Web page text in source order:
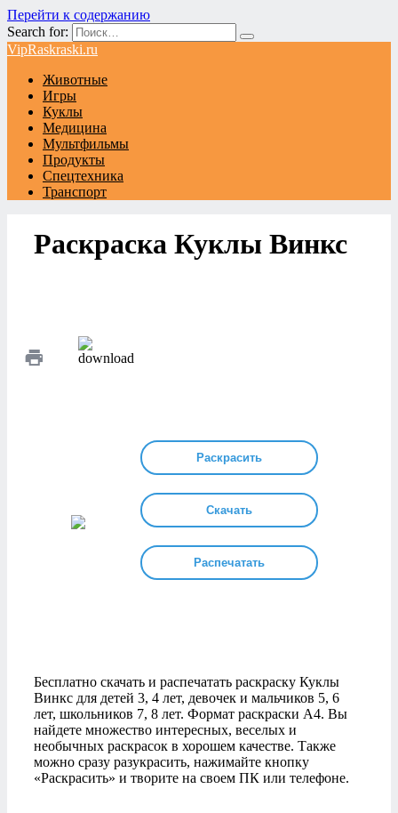
Перейти к содержанию
Search for:
VipRaskraski.ru
Животные
Игры
Куклы
Медицина
Мультфильмы
Продукты
Спецтехника
Транспорт
Раскраска Куклы Винкс
Раскрасить
Скачать
Распечатать
Бесплатно скачать и распечатать раскраску Куклы
Винкс для детей 3, 4 лет, девочек и мальчиков 5, 6
лет, школьников 7, 8 лет. Формат раскраски А4. Вы
найдете множество интересных, веселых и
необычных раскрасок в хорошем качестве. Также
можно сразу разукрасить, нажимайте кнопку
«Раскрасить» и творите на своем ПК или телефоне.